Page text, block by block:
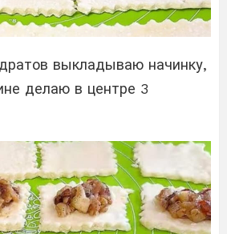
выкладываю начинку,
делаю в центре 3